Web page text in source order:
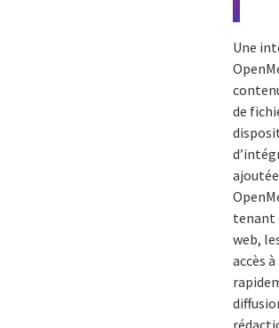
Une
de
tenant
web,
accès